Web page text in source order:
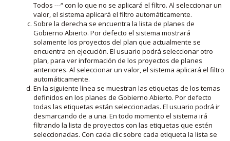
Todos ---“ con lo que no se aplicará el filtro. Al seleccionar un
valor, el sistema aplicará el filtro automáticamente.
Sobre la derecha se encuentra la lista de planes de
Gobierno Abierto. Por defecto el sistema mostrará
solamente los proyectos del plan que actualmente se
encuentra en ejecución. El usuario podrá seleccionar otro
plan, para ver información de los proyectos de planes
anteriores. Al seleccionar un valor, el sistema aplicará el filtro
automáticamente.
En la siguiente línea se muestran las etiquetas de los temas
definidos en los planes de Gobierno Abierto. Por defecto
todas las etiquetas están seleccionadas. El usuario podrá ir
desmarcando de a una. En todo momento el sistema irá
filtrando la lista de proyectos con las etiquetas que estén
seleccionadas. Con cada clic sobre cada etiqueta la lista se